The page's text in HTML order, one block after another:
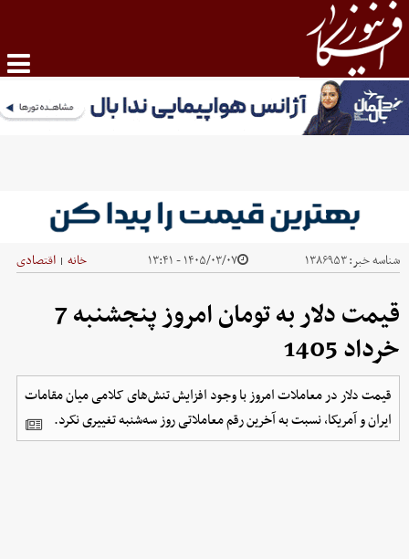
شناسه خبر:۱۳۸۶۹۵۳ ۱۴۰۵/۰۳/۰۷ - ۱۳:۴۱ خانه | اقتصادی
قیمت دلار به تومان امروز پنجشنبه 7
خرداد 1405
قیمت دلار در معاملات امروز با وجود افزایش تنش‌های کلامی میان مقامات
ایران و آمریکا، نسبت به آخرین رقم معاملاتی روز سه‌شنبه تغییری نکرد.